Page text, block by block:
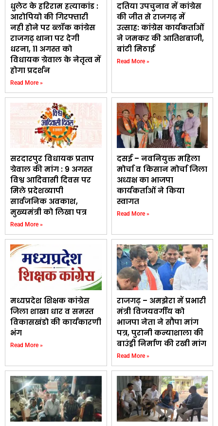
धुलेट के हरिराम हत्याकांड :
आरोपियो की गिरफ्तारी
नही होने पर ब्लॉक कांग्रेस
राजगढ़ थाना पर देगी
धरना, 11 अगस्त को
विधायक ग्रेवाल के नेतृत्व में
होगा प्रदर्शन
Read More »
दतिया उपचुनाव में कांग्रेस
की जीत से राजगढ़ में
उत्साह: कांग्रेस कार्यकर्ताओं
ने जमकर की आतिशबाजी,
बांटी मिठाई
Read More »
सरदारपुर विधायक प्रताप
ग्रेवाल की मांग : 9 अगस्त
विश्व आदिवासी दिवस पर
मिले प्रदेशव्यापी
सार्वजनिक अवकाश,
मुख्यमंत्री को लिखा पत्र
Read More »
दसई – नवनियुक्त महिला
मोर्चा व किसान मोर्चा जिला
अध्यक्ष का भाजपा
कार्यकर्ताओं ने किया
स्वागत
Read More »
मध्यप्रदेश शिक्षक कांग्रेस
जिला शाखा धार व समस्त
विकासखंडो की कार्यकारणी
भंग
Read More »
राजगढ़ – अमझेरा में प्रभारी
मंत्री विजयवर्गीय को
भाजपा नेता ने सौपा मांग
पत्र, पुरानी कन्याशाला की
बाउंड्री निर्माण की रखी मांग
Read More »